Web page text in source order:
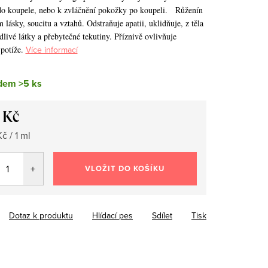
koupele, nebo k zvláčnění pokožky po koupeli.
Růženín
lásky, soucitu a vztahů. Odstraňuje apatii, uklidňuje, z těla
látky a přebytečné tekutiny. Příznivě ovlivňuje
Více informací
>5 ks
/ 1 ml
VLOŽIT DO KOŠÍKU
Tisk
Dotaz k produktu Hlídací pes Sdílet